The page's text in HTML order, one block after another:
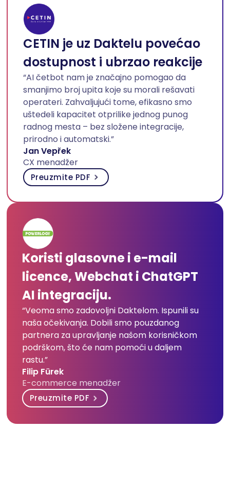
CETIN je uz Daktelu povećao
dostupnost i ubrzao reakcije
“AI četbot nam je značajno pomogao da
smanjimo broj upita koje su morali rešavati
operateri. Zahvaljujući tome, efikasno smo
uštedeli kapacitet otprilike jednog punog
radnog mesta – bez složene integracije,
prirodno i automatski.”
Jan Vepřek
CX menadžer
Preuzmite PDF
Koristi glasovne i e-mail
licence, Webchat i ChatGPT
AI integraciju.
“Veoma smo zadovoljni Daktelom. Ispunili su
naša očekivanja. Dobili smo pouzdanog
partnera za upravljanje našom korisničkom
podrškom, što će nam pomoći u daljem
rastu.”
Filip Fürek
E-commerce menadžer
Preuzmite PDF